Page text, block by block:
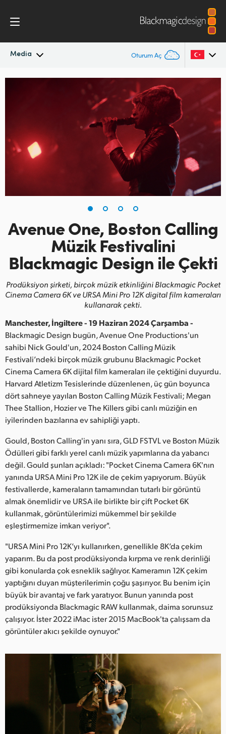
Media Oturum Aç
En Son Haberler
Basın Resimleri
Brazil
Finland
France
Hong Kong SAR, China
India
Italy
Korea
Mexico
Netherlands
New Zealand
Norway
Poland
Singapore
South Africa
Spain
Sweden
Turkey
Ukraine
Avenue One, Boston Calling
Müzik Festivalini
Blackmagic Design ile Çekti
Prodüksiyon şirketi, birçok müziketkinliğini Blackmagic Pocket
Cinema Camera 6K veURSA Mini Pro 12K digital film kameraları
kullanarak çekti.
Manchester, İngiltere - 19 Haziran 2024 Çarşamba -
Blackmagic Design bugün, Avenue One Productions'un
sahibi Nick Gould'un, 2024 Boston Calling Müzik
Festivali’ndeki birçok müzik grubunu Blackmagic Pocket
Cinema Camera 6K dijital film kameraları ile çektiğini duyurdu.
Harvard Atletizm Tesislerinde düzenlenen, üç gün boyunca
dört sahneye yayılan Boston Calling Müzik Festivali; Megan
Thee Stallion, Hozier ve The Killers gibi canlı müziğin en
iyilerinden bazılarına ev sahipliği yaptı.
Gould, Boston Calling'in yanı sıra, GLD FSTVL ve Boston Müzik
Ödülleri gibi farklı yerel canlı müzik yapımlarına da yabancı
değil. Gould şunları açıkladı: "Pocket Cinema Camera 6K'nın
yanında URSA Mini Pro 12K ile de çekim yapıyorum. Büyük
festivallerde, kameraların tamamından tutarlı bir görüntü
almak önemlidir ve URSA ile birlikte bir çift Pocket 6K
kullanmak, görüntülerimizi mükemmel bir şekilde
eşleştirmemize imkan veriyor".
"URSA Mini Pro 12K’yı kullanırken, genellikle 8K’da çekim
yaparım. Bu da post prodüksiyonda kırpma ve renk derinliği
gibi konularda çok esneklik sağlıyor. Kameramın 12K çekim
yaptığını duyan müşterilerimin çoğu şaşırıyor. Bu benim için
büyük bir avantaj ve fark yaratıyor. Bunun yanında post
prodüksiyonda Blackmagic RAW kullanmak, daima sorunsuz
çalışıyor. İster 2022 iMac ister 2015 MacBook'ta çalışsam da
görüntüler akıcı şekilde oynuyor."